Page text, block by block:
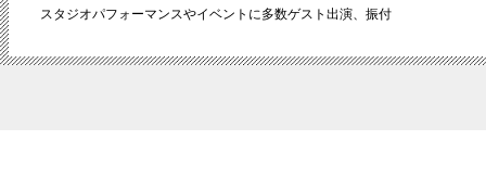
スタジオパフォーマンスやイベントに多数ゲスト出演、振付